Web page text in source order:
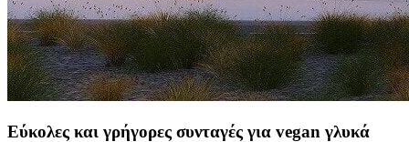
Εύκολες και γρήγορες συνταγές για vegan γλυκά